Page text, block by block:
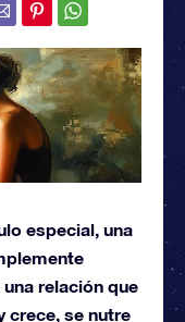
especial, una
relación que
crece, se nutre